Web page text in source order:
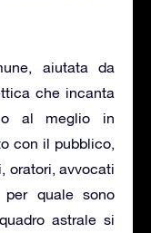
aiutata da
che incanta
al meglio in
con il pubblico,
oratori, avvocati
per quale sono
astrale si